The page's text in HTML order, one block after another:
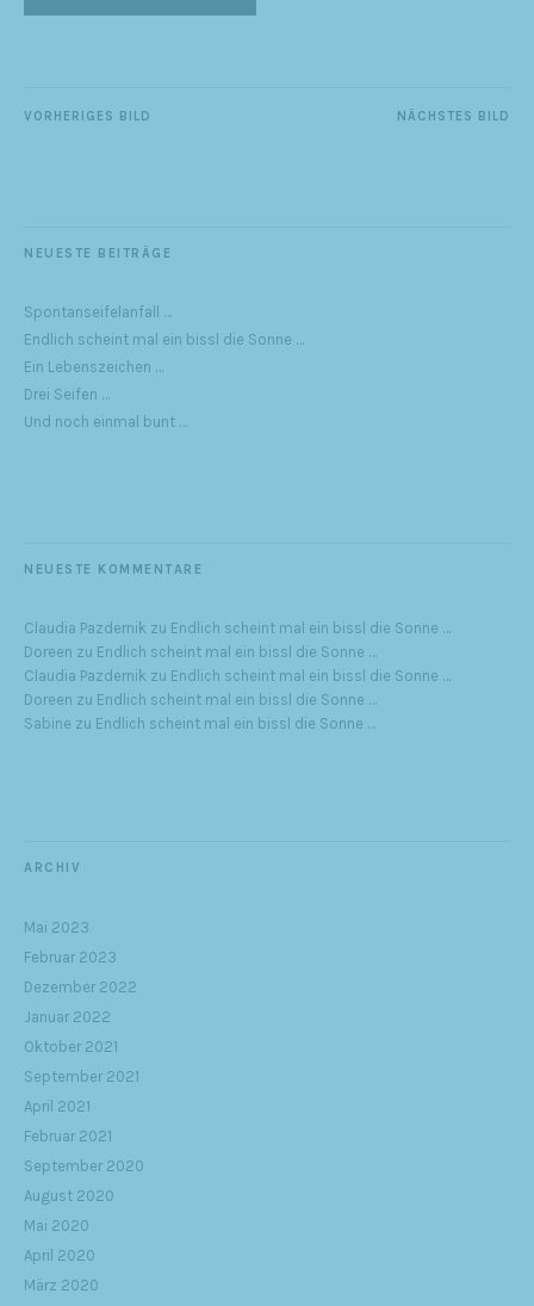
NÄCHSTES BILD
VORHERIGES BILD
NEUESTE BEITRÄGE
Spontanseifelanfall …
Endlich scheint mal ein bissl die Sonne …
Ein Lebenszeichen …
Drei Seifen …
Und noch einmal bunt …
NEUESTE KOMMENTARE
Claudia Pazdernik zu Endlich scheint mal ein bissl die Sonne …
Doreen zu Endlich scheint mal ein bissl die Sonne …
Claudia Pazdernik zu Endlich scheint mal ein bissl die Sonne …
Doreen zu Endlich scheint mal ein bissl die Sonne …
Sabine zu Endlich scheint mal ein bissl die Sonne …
ARCHIV
Mai 2023
Februar 2023
Dezember 2022
Januar 2022
Oktober 2021
September 2021
April 2021
Februar 2021
September 2020
August 2020
Mai 2020
April 2020
März 2020